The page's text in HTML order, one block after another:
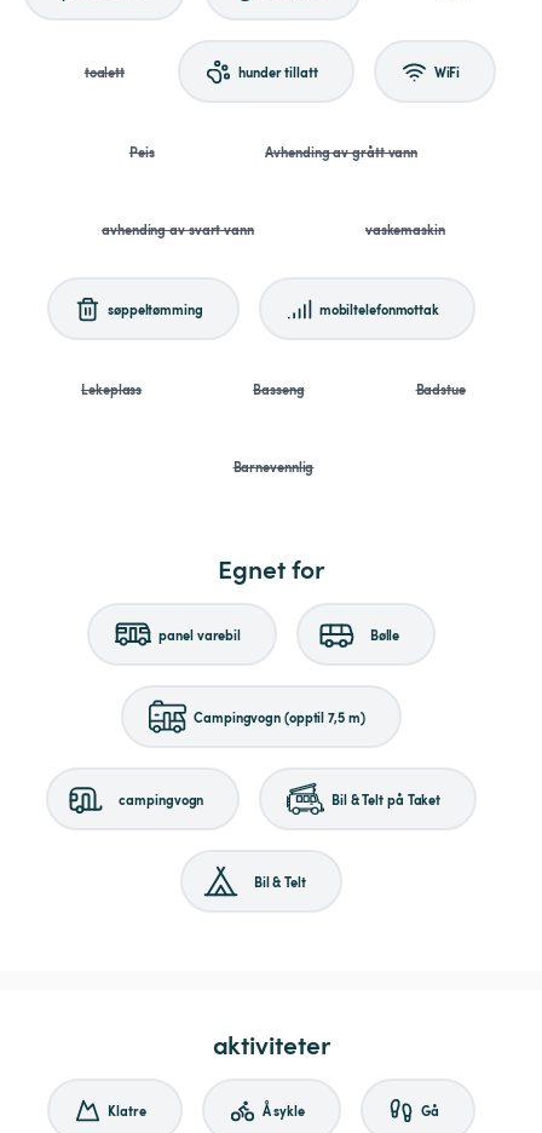
toalett hunder tillatt WiFi
Peis Avhending av grått vann
avhending av svart vann vaskemaskin
søppeltømming mobiltelefonmottak
Lekeplass Basseng Badstue
Barnevennlig
Egnet for
panel varebil Bølle
Campingvogn (opptil 7,5 m)
campingvogn Bil & Telt på Taket
Bil & Telt
aktiviteter
Klatre Å sykle Gå